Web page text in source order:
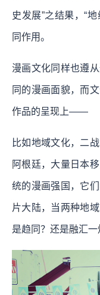
史发展”之结果，“
同作用。
漫画文化同样也遵
同的漫画面貌，而
作品的呈现上——
比如地域文化，二
阿根廷，大量日本
统的漫画强国，它
片大陆，当两种地
是趋同？还是融汇一